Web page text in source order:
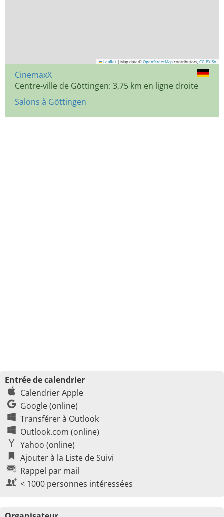
Leaflet | Map data © OpenStreetMap contributors, CC-BY-SA
CinemaxX
Centre-ville de Göttingen: 3,75 km en ligne droite
Salons à Göttingen
Entrée de calendrier
Calendrier Apple
Google (online)
Transférer à Outlook
Outlook.com (online)
Yahoo (online)
Ajouter à la Liste de Suivi
Rappel par mail
< 1000 personnes intéressées